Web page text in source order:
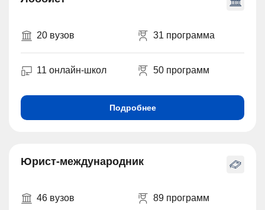
20 вузов 31 программа
11 онлайн-школ 50 программ
Подробнее
Юрист-международник
46 вузов 89 программ